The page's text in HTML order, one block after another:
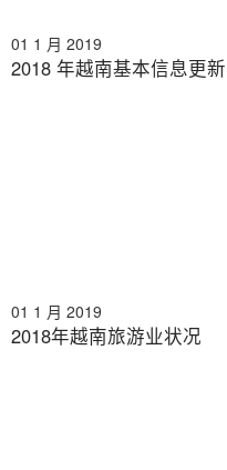
01 1 月 2019
2018 年越南基本信息更新
01 1 月 2019
2018年越南旅游业状况